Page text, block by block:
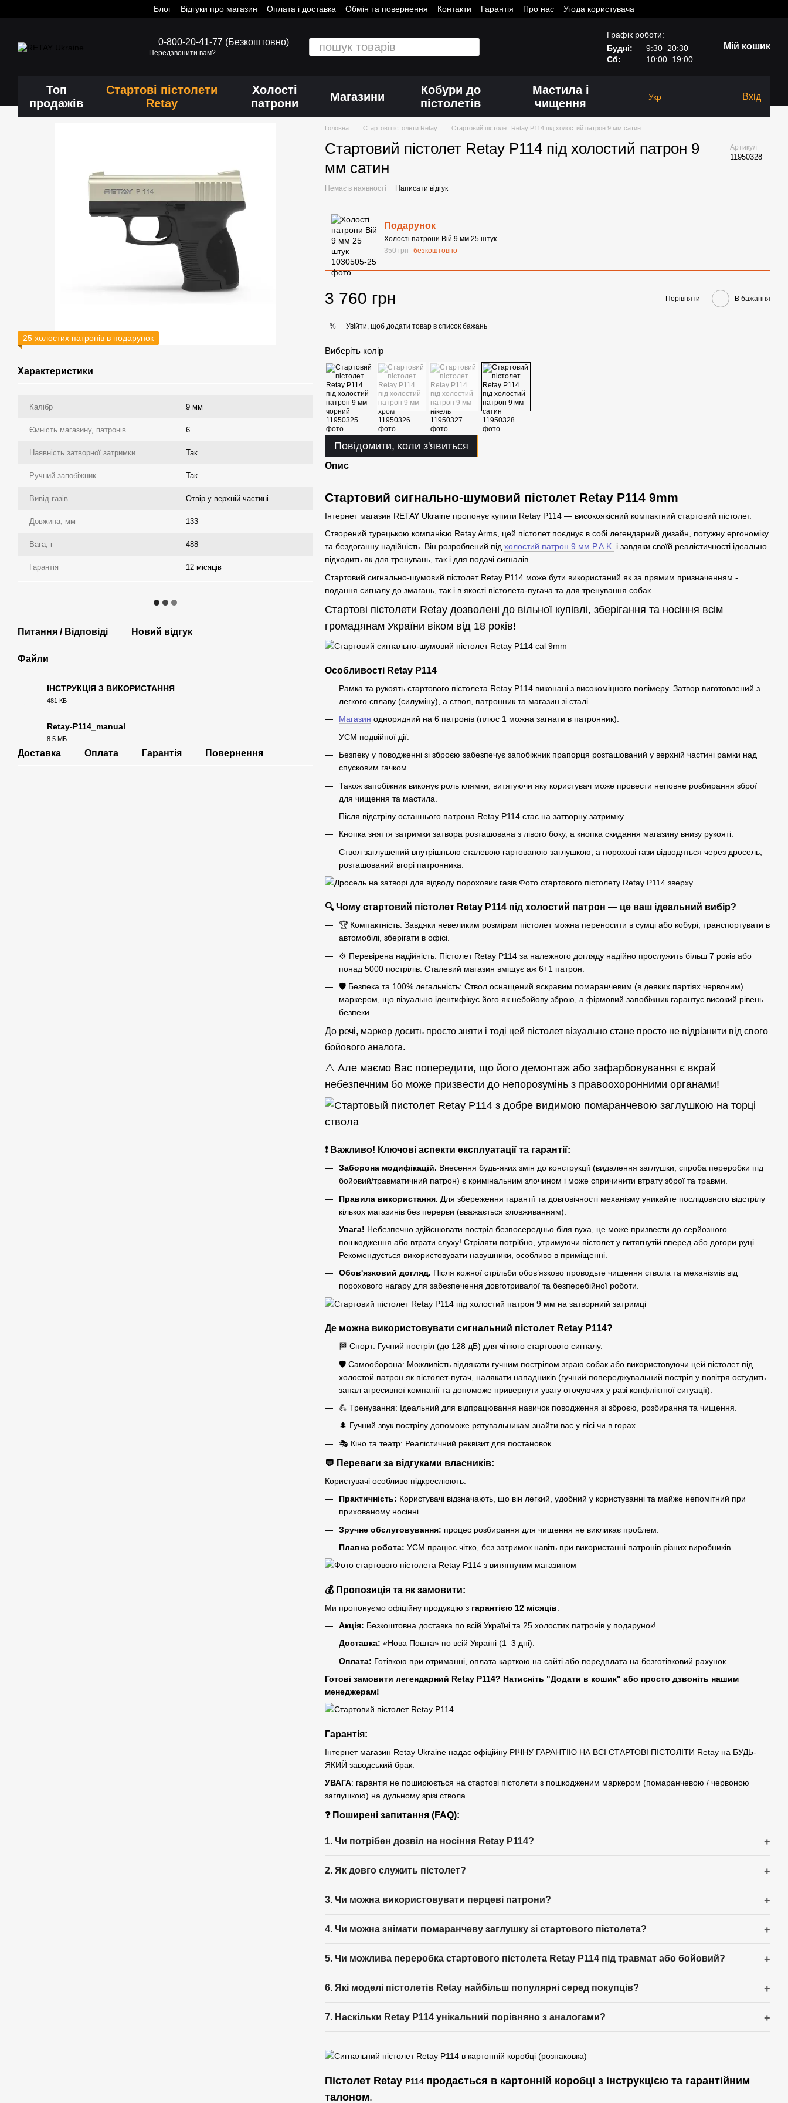
Блог Відгуки про магазин Оплата і доставка Обмін та повернення Контакти Гарантія Про нас Угода користувача
0-800-20-41-77 (Безкоштовно)
Передзвонити вам?
Графік роботи:
Будні:
9:30–20:30
Сб:
10:00–19:00
Мій кошик
Топ
продажів
Стартові пістолети
Retay
Холості
патрони
Магазини
Кобури до
пістолетів
Мастила і
чищення
Укр Вхід
25 холостих патронів в подарунок
Характеристики
Калібр 9 мм
Ємність магазину, патронів 6
Наявність затворної затримки Так
Ручний запобіжник Так
Вивід газів Отвір у верхній частині
Довжина, мм 133
Вага, г 488
Гарантія 12 місяців
Питання / Відповіді Новий відгук
Файли
ІНСТРУКЦІЯ З ВИКОРИСТАННЯ
481 КБ
Retay-P114_manual
8.5 МБ
Доставка Оплата Гарантія Повернення
Головна Стартові пістолети Retay Стартовий пістолет Retay P114 під холостий патрон 9 мм сатин
Стартовий пістолет Retay P114 під холостий патрон 9
мм сатин
Артикул
11950328
Немає в наявності Написати відгук
Подарунок
Холості патрони Вій 9 мм 25 штук
350 грн
безкоштовно
3 760 грн Порівняти В бажання
% Увійти, щоб додати товар в список бажань
Виберіть колір
Повідомити, коли з'явиться
Опис
Стартовий сигнально-шумовий пістолет Retay P114 9mm
Інтернет магазин RETAY Ukraine пропонує купити Retay P114 — високоякісний компактний стартовий пістолет.
Створений турецькою компанією Retay Arms, цей пістолет поєднує в собі легендарний дизайн, потужну ергономіку
та бездоганну надійність. Він розроблений під холостий патрон 9 мм P.A.K. і завдяки своїй реалістичності ідеально
підходить як для тренувань, так і для подачі сигналів.
Стартовий сигнально-шумовий пістолет Retay P114 може бути використаний як за прямим призначенням -
подання сигналу до змагань, так і в якості пістолета-пугача та для тренування собак.
Стартові пістолети Retay дозволені до вільної купівлі, зберігання та носіння всім
громадянам України віком від 18 років!
Особливості Retay P114
Рамка та рукоять стартового пістолета Retay P114 виконані з високоміцного полімеру. Затвор виготовлений з
легкого сплаву (силуміну), а ствол, патронник та магазин зі сталі.
Магазин однорядний на 6 патронів (плюс 1 можна загнати в патронник).
УСМ подвійної дії.
Безпеку у поводженні зі зброєю забезпечує запобіжник прапорця розташований у верхній частині рамки над
спусковим гачком
Також запобіжник виконує роль клямки, витягуючи яку користувач може провести неповне розбирання зброї
для чищення та мастила.
Після відстрілу останнього патрона Retay P114 стає на затворну затримку.
Кнопка зняття затримки затвора розташована з лівого боку, а кнопка скидання магазину внизу рукояті.
Ствол заглушений внутрішньою сталевою гартованою заглушкою, а порохові гази відводяться через дросель,
розташований вгорі патронника.
🔍 Чому стартовий пістолет Retay P114 під холостий патрон — це ваш ідеальний вибір?
🏆 Компактність: Завдяки невеликим розмірам пістолет можна переносити в сумці або кобурі, транспортувати в
автомобілі, зберігати в офісі.
⚙️ Перевірена надійність: Пістолет Retay P114 за належного догляду надійно прослужить більш 7 років або
понад 5000 пострілів. Сталевий магазин вміщує аж 6+1 патрон.
🛡️ Безпека та 100% легальність: Ствол оснащений яскравим помаранчевим (в деяких партіях червоним)
маркером, що візуально ідентифікує його як небойову зброю, а фірмовий запобіжник гарантує високий рівень
безпеки.
До речі, маркер досить просто зняти і тоді цей пістолет візуально стане просто не відрізнити від свого
бойового аналога.
⚠️ Але маємо Вас попередити, що його демонтаж або зафарбовування є вкрай
небезпечним бо може призвести до непорозумінь з правоохоронними органами!
❗ Важливо! Ключові аспекти експлуатації та гарантії:
Заборона модифікацій. Внесення будь-яких змін до конструкції (видалення заглушки, спроба переробки під
бойовий/травматичний патрон) є кримінальним злочином і може спричинити втрату зброї та травми.
Правила використання. Для збереження гарантії та довговічності механізму уникайте послідовного відстрілу
кількох магазинів без перерви (вважається зловживанням).
Увага! Небезпечно здійснювати постріл безпосередньо біля вуха, це може призвести до серйозного
пошкодження або втрати слуху! Стріляти потрібно, утримуючи пістолет у витягнутій вперед або догори руці.
Рекомендується використовувати навушники, особливо в приміщенні.
Обов'язковий догляд. Після кожної стрільби обов’язково проводьте чищення ствола та механізмів від
порохового нагару для забезпечення довготривалої та безперебійної роботи.
Де можна використовувати сигнальний пістолет Retay P114?
🏁 Спорт: Гучний постріл (до 128 дБ) для чіткого стартового сигналу.
🛡️ Самооборона: Можливість відлякати гучним пострілом зграю собак або використовуючи цей пістолет під
холостой патрон як пістолет-пугач, налякати нападників (гучний попереджувальний постріл у повітря остудить
запал агресивної компанії та допоможе привернути увагу оточуючих у разі конфліктної ситуації).
💪 Тренування: Ідеальний для відпрацювання навичок поводження зі зброєю, розбирання та чищення.
🌲 Гучний звук пострілу допоможе рятувальникам знайти вас у лісі чи в горах.
🎭 Кіно та театр: Реалістичний реквізит для постановок.
💬 Переваги за відгуками власників:
Користувачі особливо підкреслюють:
Практичність: Користувачі відзначають, що він легкий, удобний у користуванні та майже непомітний при
прихованому носінні.
Зручне обслуговування: процес розбирання для чищення не викликає проблем.
Плавна робота: УСМ працює чітко, без затримок навіть при використанні патронів різних виробників.
💰 Пропозиція та як замовити:
Ми пропонуємо офіційну продукцію з гарантією 12 місяців
Акція: Безкоштовна доставка по всій Україні та 25 холостих патронів у подарунок!
Доставка: «Нова Пошта» по всій Україні (1–3 дні).
Оплата: Готівкою при отриманні, оплата карткою на сайті або передплата на безготівковий рахунок.
Готові замовити легендарний Retay P114? Натисніть "Додати в кошик" або просто дзвоніть нашим
менеджерам!
Гарантія:
Інтернет магазин Retay Ukraine надає офіційну РІЧНУ ГАРАНТІЮ НА ВСІ СТАРТОВІ ПІСТОЛІТИ Retay на БУДЬ-
ЯКИЙ заводський брак.
УВАГА: гарантія не поширюється на стартові пістолети з пошкодженим маркером (помаранчевою / червоною
заглушкою) на дульному зрізі ствола.
❓ Поширені запитання (FAQ):
1. Чи потрібен дозвіл на носіння Retay P114?
2. Як довго служить пістолет?
3. Чи можна використовувати перцеві патрони?
4. Чи можна знімати помаранчеву заглушку зі стартового пістолета?
5. Чи можлива переробка стартового пістолета Retay P114 під травмат або бойовий?
6. Які моделі пістолетів Retay найбільш популярні серед покупців?
7. Наскільки Retay P114 унікальний порівняно з аналогами?
Пістолет Retay P114 продається в картонній коробці з інструкцією та гарантійним
талоном.